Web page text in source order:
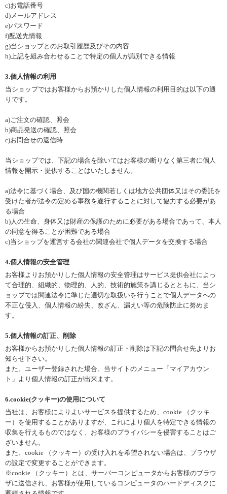
c)お電話番号
d)メールアドレス
e)パスワード
f)配送先情報
g)当ショップとのお取引履歴及びその内容
h)上記を組み合わせることで特定の個人が識別できる情報
3.個人情報の利用
当ショップではお客様からお預かりした個人情報の利用目的は以下の通
りです。
a)ご注文の確認、照会
b)商品発送の確認、照会
c)お問合せの返信時
当ショップでは、下記の場合を除いてはお客様の断りなく第三者に個人
情報を開示・提供することはいたしません。
a)法令に基づく場合、及び国の機関若しくは地方公共団体又はその委託を
受けた者が法令の定める事務を遂行することに対して協力する必要があ
る場合
b)人の生命、身体又は財産の保護のために必要がある場合であって、本人
の同意を得ることが困難である場合
c)当ショップを運営する会社の関連会社で個人データを交換する場合
4.個人情報の安全管理
お客様よりお預かりした個人情報の安全管理はサービス提供会社によっ
て合理的、組織的、物理的、人的、技術的施策を講じるとともに、当シ
ョップでは関連法令に準じた適切な取扱いを行うことで個人データへの
不正な侵入、個人情報の紛失、改ざん、漏えい等の危険防止に努めま
す。
5.個人情報の訂正、削除
お客様からお預かりした個人情報の訂正・削除は下記の問合せ先よりお
知らせ下さい。
また、ユーザー登録された場合、当サイトのメニュー「マイアカウン
ト」より個人情報の訂正が出来ます。
6.cookie(クッキー)の使用について
当社は、お客様によりよいサービスを提供するため、cookie （クッキ
ー）を使用することがありますが、これにより個人を特定できる情報の
収集を行えるものではなく、お客様のプライバシーを侵害することはご
ざいません。
また、cookie （クッキー）の受け入れを希望されない場合は、ブラウザ
の設定で変更することができます。
※cookie （クッキー）とは、サーバーコンピュータからお客様のブラウ
ザに送信され、お客様が使用しているコンピュータのハードディスクに